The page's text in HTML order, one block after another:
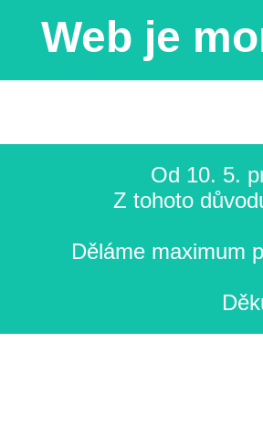
Web je
Od 10. 5.
Z tohoto
Děláme maximum